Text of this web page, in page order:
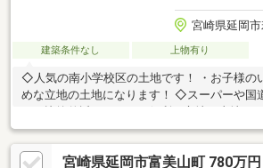
宮崎県延岡
建築条件なし 上物有り
◇人気の南小学校区の土地です！ ・お子様の
めな立地の土地になります！ ◇スーパーや国道、インターの入り
宮崎県延岡市富美山町 780万円